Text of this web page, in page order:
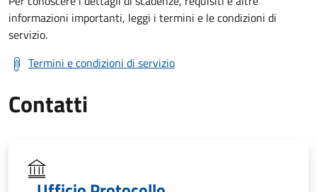
informazioni importanti, leggi i termini e le condizioni di
servizio.
Termini e condizioni di servizio
Contatti